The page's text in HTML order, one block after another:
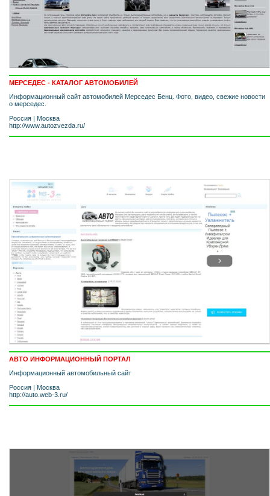
МЕРСЕДЕС - КАТАЛОГ АВТОМОБИЛЕЙ
Информационный сайт автомобилей Мерседес Бенц. Фото, видео, свежие новости
о мерседес.
Россия | Москва
http://www.autozvezda.ru/
АВТО ИНФОРМАЦИОННЫЙ ПОРТАЛ
Информационный автомобильный сайт
Россия | Москва
http://auto.web-3.ru/